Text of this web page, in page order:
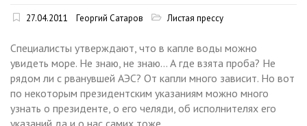
27.04.2011 Георгий Сатаров Листая прессу
Специалисты утверждают, что в капле воды можно
увидеть море. Не знаю, не знаю… А где взята проба? Не
рядом ли с рванувшей АЭС? От капли много зависит. Но вот
по некоторым президентским указаниям можно много
узнать о президенте, о его челяди, об исполнителях его
указаний да и о нас самих тоже.